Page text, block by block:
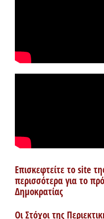
Επισκεφτείτε το site
περισσότερα για το
Δημοκρατίας
Οι Στόχοι της